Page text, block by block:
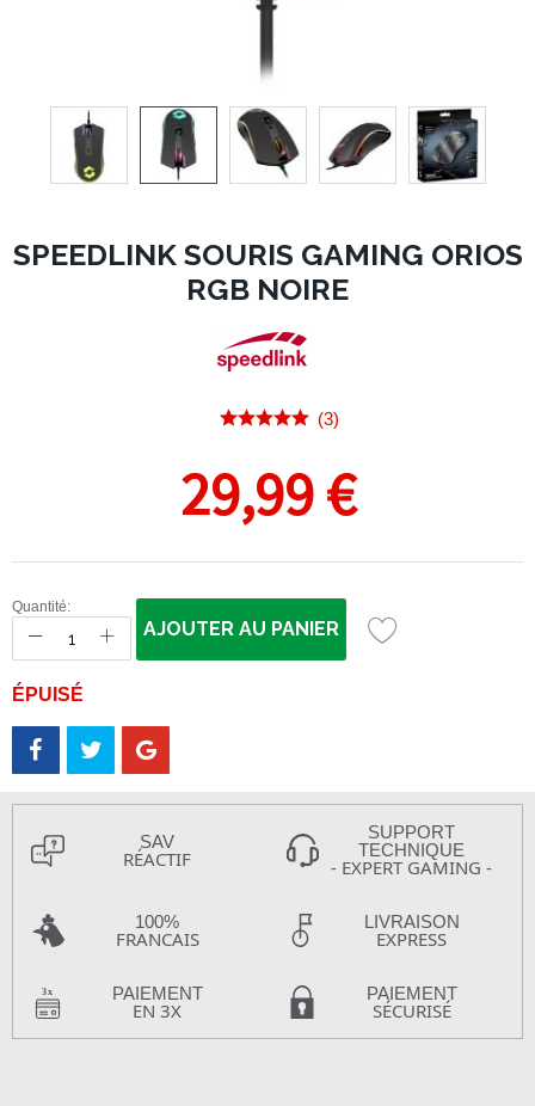
SPEEDLINK SOURIS GAMING ORIOS
RGB NOIRE
(3)
29,99 €
Quantité:
AJOUTER AU PANIER
ÉPUISÉ
SAV
RÉACTIF
SUPPORT
TECHNIQUE
- EXPERT GAMING -
100%
FRANCAIS
LIVRAISON
EXPRESS
PAIEMENT
EN 3X
PAIEMENT
SÉCURISÉ